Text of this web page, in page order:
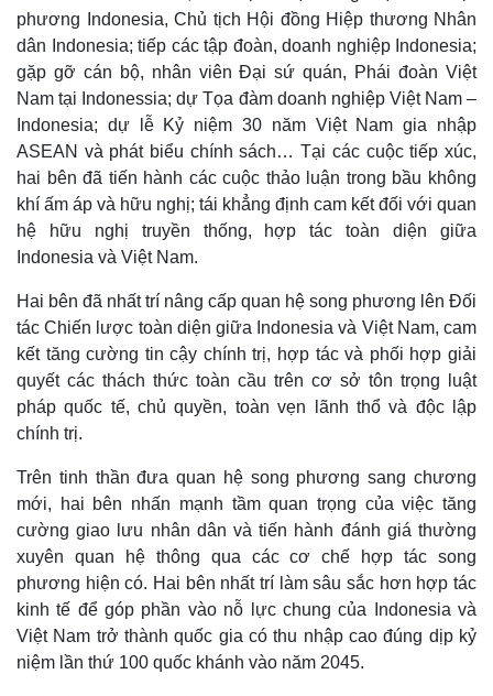
phương Indonesia, Chủ tịch Hội đồng Hiệp thương Nhân
dân Indonesia; tiếp các tập đoàn, doanh nghiệp Indonesia;
gặp gỡ cán bộ, nhân viên Đại sứ quán, Phái đoàn Việt
Nam tại Indonessia; dự Tọa đàm doanh nghiệp Việt Nam –
Indonesia; dự lễ Kỷ niệm 30 năm Việt Nam gia nhập
ASEAN và phát biểu chính sách… Tại các cuộc tiếp xúc,
hai bên đã tiến hành các cuộc thảo luận trong bầu không
khí ấm áp và hữu nghị; tái khẳng định cam kết đối với quan
hệ hữu nghị truyền thống, hợp tác toàn diện giữa
Indonesia và Việt Nam.
Hai bên đã nhất trí nâng cấp quan hệ song phương lên Đối
tác Chiến lược toàn diện giữa Indonesia và Việt Nam, cam
kết tăng cường tin cậy chính trị, hợp tác và phối hợp giải
quyết các thách thức toàn cầu trên cơ sở tôn trọng luật
pháp quốc tế, chủ quyền, toàn vẹn lãnh thổ và độc lập
chính trị.
Trên tinh thần đưa quan hệ song phương sang chương
mới, hai bên nhấn mạnh tầm quan trọng của việc tăng
cường giao lưu nhân dân và tiến hành đánh giá thường
xuyên quan hệ thông qua các cơ chế hợp tác song
phương hiện có. Hai bên nhất trí làm sâu sắc hơn hợp tác
kinh tế để góp phần vào nỗ lực chung của Indonesia và
Việt Nam trở thành quốc gia có thu nhập cao đúng dịp kỷ
niệm lần thứ 100 quốc khánh vào năm 2045.